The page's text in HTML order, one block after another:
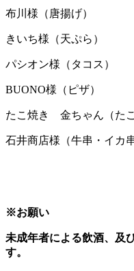
布川様（唐揚げ）
きいち様（天ぷら）
パシオン様（タコス）
BUONO様（ピザ）
たこ焼き 金ちゃん（たこ
石井商店様（牛串・イカ串
※お願い
未成年者による飲酒、及
す。